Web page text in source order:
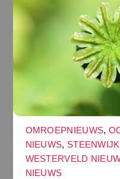
OMROEPNIEUWS,
NIEUWS,
WESTERVELD
NIEUWS